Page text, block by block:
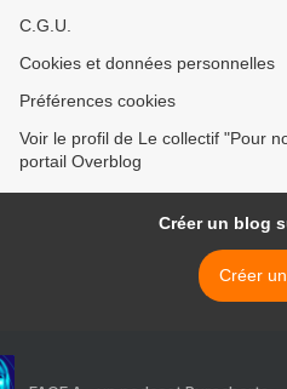
C.G.U.
Cookies et données personnelles
Préférences cookies
Voir le profil de Le collectif "Pour
portail Overblog
Créer un blog
Créer